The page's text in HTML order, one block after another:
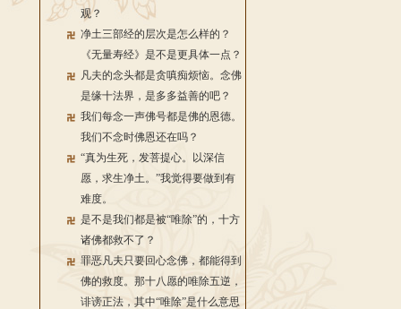
观？
净土三部经的层次是怎么样的？
《无量寿经》是不是更具体一点？
凡夫的念头都是贪嗔痴烦恼。念佛
是缘十法界，是多多益善的吧？
我们每念一声佛号都是佛的恩德。
我们不念时佛恩还在吗？
“真为生死，发菩提心。以深信
愿，求生净土。”我觉得要做到有
难度。
是不是我们都是被“唯除”的，十方
诸佛都救不了？
罪恶凡夫只要回心念佛，都能得到
佛的救度。那十八愿的唯除五逆，
诽谤正法，其中“唯除”是什么意思